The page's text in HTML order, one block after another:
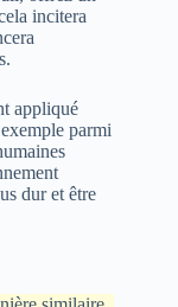
incitera
appliqué
parmi
dur et être